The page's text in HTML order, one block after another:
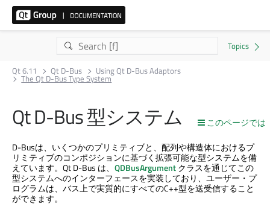
Qt 6.11 Qt D-Bus Using Qt D-Bus Adaptors
The Qt D-Bus Type System
このページでは
Qt D-Bus型システム
D-Busは、いくつかのプリミティブと、配列や構造体におけるプ
リミティブのコンポジションに基づく拡張可能な型システムを備
えています。 Qt D-Bus は、 QDBusArgumentクラスを通じてこの
型システムへのインターフェースを実装しており、ユーザー・プ
ログラムは、バス上で実質的にすべてのC++型を送受信すること
ができます。